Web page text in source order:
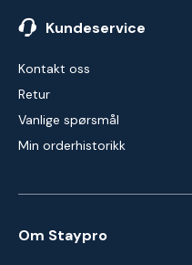
Kundeservice
Kontakt oss
Retur
Vanlige spørsmål
Min orderhistorikk
Om Staypro